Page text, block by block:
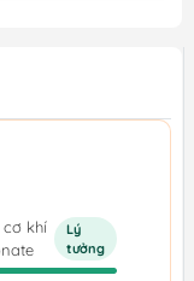
khí
Lý
tưởng